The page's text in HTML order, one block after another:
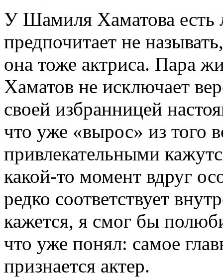
У Шамиля Хаматова
предпочитает не
она тоже актриса. Пара
Хаматов не исключает
своей избранницей
что уже «вырос» из того
привлекательными
какой-то момент вдруг
редко соответствует
кажется, я смог бы
что уже понял: самое
признается актер.